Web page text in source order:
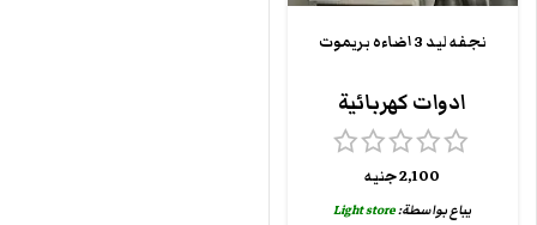
نجفه ليد 3 اضاءه بريموت
ادوات كهربائية
2,100جنيه
يباع بواسطة:Light store